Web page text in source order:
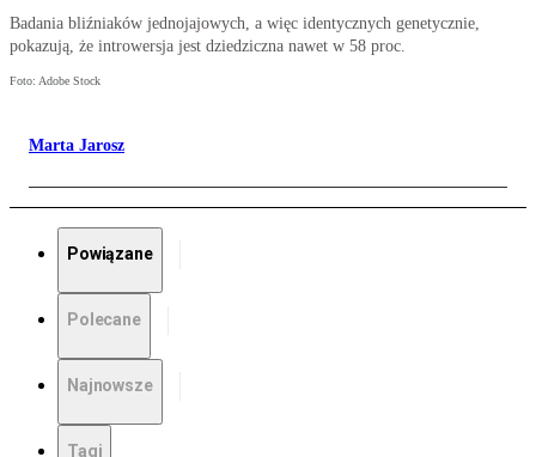
Badania bliźniaków jednojajowych, a więc identycznych genetycznie,
pokazują, że introwersja jest dziedziczna nawet w 58 proc.
Foto: Adobe Stock
Marta Jarosz
Powiązane
Polecane
Najnowsze
Tagi